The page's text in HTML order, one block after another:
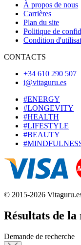
À propos de nous
Carrières
Plan du site
Politique de
Condition
CONTACTS
+34 610 290 507
i@vitaguru.es
#ENERGY
#LONGEVITY
#HEALTH
#LIFESTYLE
#BEAUTY
© 2015-2026
Résultats de la
Demande de recherche